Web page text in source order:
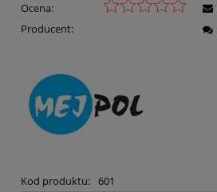
Ocena:
Producent:
Kod produktu: 601